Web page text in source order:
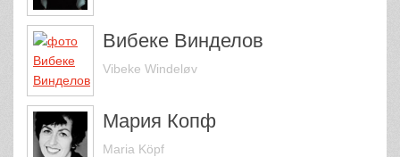
Вибеке Винделов
Vibeke Windeløv
Мария Копф
Maria Köpf